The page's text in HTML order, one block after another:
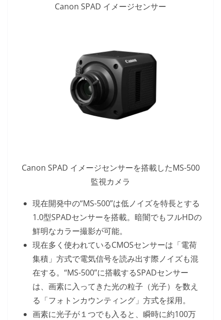
Canon SPAD イメージセンサー
Canon SPAD イメージセンサーを搭載したMS-500
監視カメラ
現在開発中の“MS-500”は低ノイズを特長とする
1.0型SPADセンサーを搭載。暗闇でもフルHDの
鮮明なカラー撮影が可能。
現在多く使われているCMOSセンサーは「電荷
集積」方式で電気信号を読み出す際ノイズも混
在する。“MS-500”に搭載するSPADセンサー
は、画素に入ってきた光の粒子（光子）を数え
る「フォトンカウンティング」方式を採用。
画素に光子が１つでも入ると、瞬時に約100万